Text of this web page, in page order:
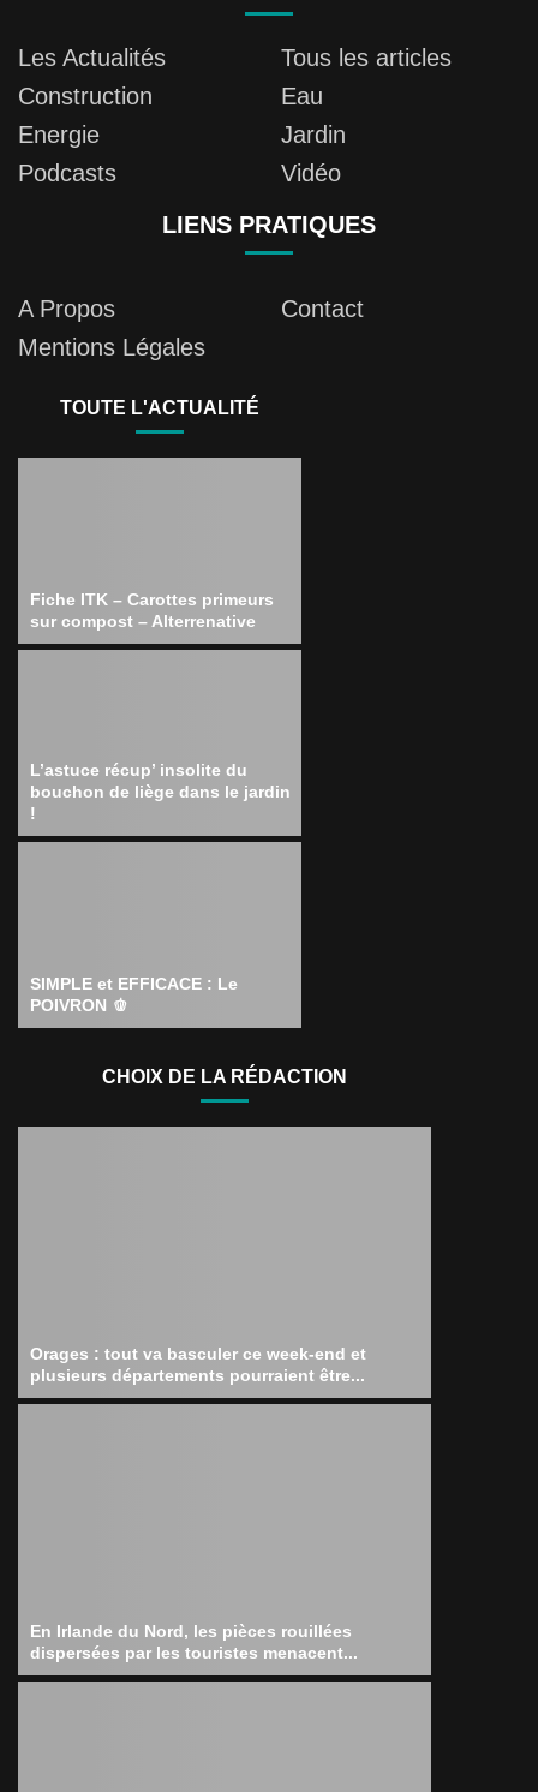
Les Actualités
Tous les articles
Construction
Eau
Energie
Jardin
Podcasts
Vidéo
LIENS PRATIQUES
A Propos
Contact
Mentions Légales
TOUTE L'ACTUALITÉ
Fiche ITK – Carottes primeurs
sur compost – Alterrenative
L’astuce récup’ insolite du
bouchon de liège dans le jardin
!
SIMPLE et EFFICACE : Le
POIVRON 🫑
CHOIX DE LA RÉDACTION
Orages : tout va basculer ce week-end et
plusieurs départements pourraient être...
En Irlande du Nord, les pièces rouillées
dispersées par les touristes menacent...